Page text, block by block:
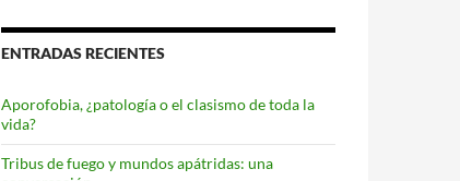
ENTRADAS RECIENTES
Aporofobia, ¿patología o el clasismo de toda la
vida?
Tribus de fuego y mundos apátridas: una